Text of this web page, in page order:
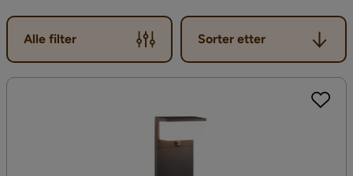
Alle filter
Sorter etter
Sorter etter